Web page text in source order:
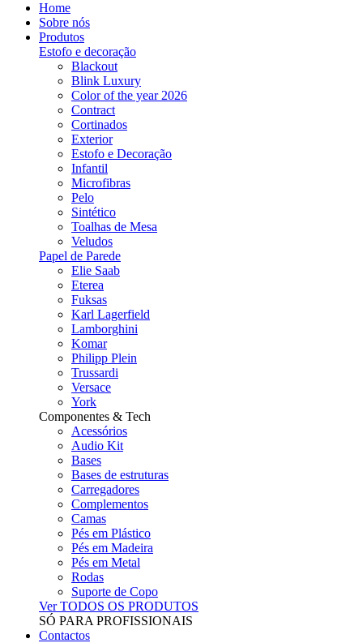
Home
Sobre nós
Produtos
Estofo e decoração
Blackout
Blink Luxury
Color of the year 2026
Contract
Cortinados
Exterior
Estofo e Decoração
Infantil
Microfibras
Pelo
Sintético
Toalhas de Mesa
Veludos
Papel de Parede
Elie Saab
Eterea
Fuksas
Karl Lagerfield
Lamborghini
Komar
Philipp Plein
Trussardi
Versace
York
Componentes & Tech
Acessórios
Audio Kit
Bases
Bases de estruturas
Carregadores
Complementos
Camas
Pés em Plástico
Pés em Madeira
Pés em Metal
Rodas
Suporte de Copo
Ver TODOS OS PRODUTOS
SÓ PARA PROFISSIONAIS
Contactos